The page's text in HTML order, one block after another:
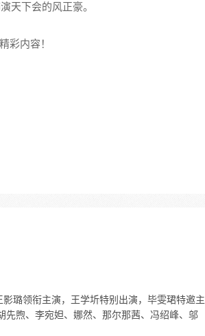
天下会的风正豪。
彩内容！
璐领衔主演，王学圻特别出演，毕雯珺特邀主
煦、李宛妲、娜然、那尔那茜、冯绍峰、邬